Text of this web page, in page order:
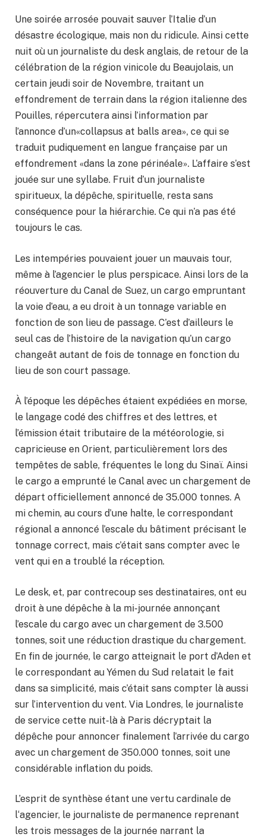
Une soirée arrosée pouvait sauver l’Italie d’un
désastre écologique, mais non du ridicule. Ainsi cette
nuit où un journaliste du desk anglais, de retour de la
célébration de la région vinicole du Beaujolais, un
certain jeudi soir de Novembre, traitant un
effondrement de terrain dans la région italienne des
Pouilles, répercutera ainsi l’information par
l’annonce d’un«collapsus at balls area», ce qui se
traduit pudiquement en langue française par un
effondrement «dans la zone périnéale». L’affaire s’est
jouée sur une syllabe. Fruit d’un journaliste
spiritueux, la dépêche, spirituelle, resta sans
conséquence pour la hiérarchie. Ce qui n’a pas été
toujours le cas.
Les intempéries pouvaient jouer un mauvais tour,
même à l’agencier le plus perspicace. Ainsi lors de la
réouverture du Canal de Suez, un cargo empruntant
la voie d’eau, a eu droit à un tonnage variable en
fonction de son lieu de passage. C’est d’ailleurs le
seul cas de l’histoire de la navigation qu’un cargo
changeât autant de fois de tonnage en fonction du
lieu de son court passage.
À l’époque les dépêches étaient expédiées en morse,
le langage codé des chiffres et des lettres, et
l’émission était tributaire de la météorologie, si
capricieuse en Orient, particulièrement lors des
tempêtes de sable, fréquentes le long du Sinaï. Ainsi
le cargo a emprunté le Canal avec un chargement de
départ officiellement annoncé de 35.000 tonnes. A
mi chemin, au cours d’une halte, le correspondant
régional a annoncé l’escale du bâtiment précisant le
tonnage correct, mais c’était sans compter avec le
vent qui en a troublé la réception.
Le desk, et, par contrecoup ses destinataires, ont eu
droit à une dépêche à la mi-journée annonçant
l’escale du cargo avec un chargement de 3.500
tonnes, soit une réduction drastique du chargement.
En fin de journée, le cargo atteignait le port d’Aden et
le correspondant au Yémen du Sud relatait le fait
dans sa simplicité, mais c’était sans compter là aussi
sur l’intervention du vent. Via Londres, le journaliste
de service cette nuit-là à Paris décryptait la
dépêche pour annoncer finalement l’arrivée du cargo
avec un chargement de 350.000 tonnes, soit une
considérable inflation du poids.
L’esprit de synthèse étant une vertu cardinale de
l‘agencier, le journaliste de permanence reprenant
les trois messages de la journée narrant la